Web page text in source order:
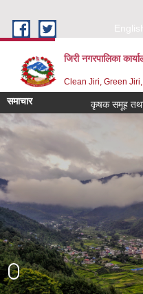
English
जिरी नगरपालिका
Clean Jiri, Green
समाचार कृषक समूह तथा कृषि